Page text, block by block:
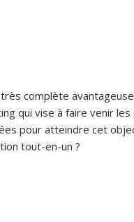
complète
qui vise à faire venir
pour atteindre cet
tout-en-un ?